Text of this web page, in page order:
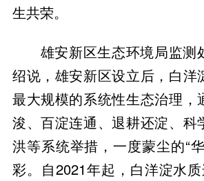
生共荣。
雄安新区生态环境局监测
绍说，雄安新区设立后，白洋
最大规模的系统性生态治理，
浚、百淀连通、退耕还淀、科
洪等系统举措，一度蒙尘的“
彩。自2021年起，白洋淀水